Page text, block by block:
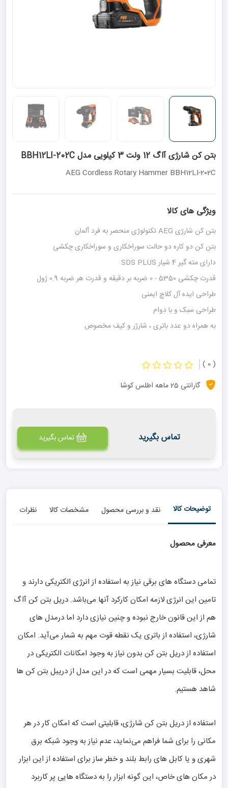
بتن کن شارژی آاگ 12 ولت 3 کیلویی مدل BBH12LI-202C
AEG Cordless Rotary Hammer BBH12LI-202C
ویژگی های کالا
بتن کن شارژی AEG تکنولوژی منحصر به فرد آلمان
بتن کن دو کاره دو حالت سوراخکاری و سوراخکاری چکشی
دارای مته گیر 4 شیار SDS PLUS
قدرت چکشی 5350 - 0 ضربه بر دقیقه و قدرت هر ضربه 0.9 ژول
طراحی ایده آل کلاچ ایمنی
طراحی سبک و با دوام
به همراه دو عدد باتری ، شارژر و کیف مخصوص
( 0 )
گارانتی 25 ماهه اطلس کوشا
تماس بگیرید تماس بگیرید
توضیحات کالا نقد و بررسی محصول مشخصات کالا نظرات
معرفی محصول
تمامی دستگاه های برقی نیاز به استفاده از انرژی الکتریکی دارند و
تامین این انرژی لازمه امکان کارکرد آنها می‌باشد. دریل بتن کن آاگ
هم از این قانون خارج نبوده و چنین نیازی دارد اما درمدل های
شارژی، استفاده از باتری یک نقطه قوت مهم به شمار می‌آید. امکان
استفاده از دریل بتن کن بدون نیاز به وجود امکانات الکتریکی در
محل، قابلیت بسیار مهمی است که در این مدل از دریبل بتن کن ها
شاهد هستیم.
استفاده از دریل بتن کن شارژی، قابلیتی است که امکان کار در هر
مکانی را برای شما فراهم می‌نماید، عدم نیاز به وجود شبکه برق
شهری و یا کابل های رابط بلند و خطر ساز برای استفاده از این ابزار
در مکان های خاص، این گونه ابزار را به دستگاه هایی پر کاربرد